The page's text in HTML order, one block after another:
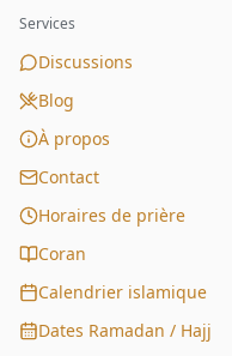
Services
Discussions
Blog
À propos
Contact
Horaires de prière
Coran
Calendrier islamique
Dates Ramadan / Hajj